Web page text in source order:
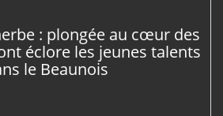
: plongée au cœur des
éclore les jeunes talents
le Beaunois